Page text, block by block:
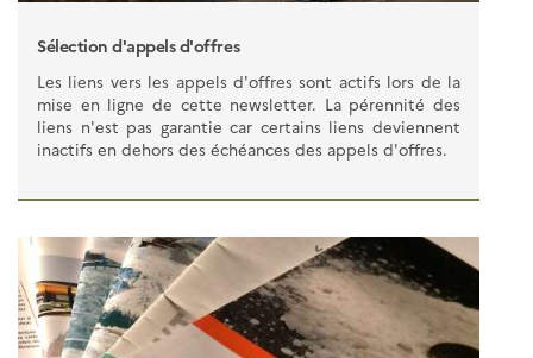
Sélection d'appels d'offres
Les liens vers les appels d'offres sont actifs lors de la
mise en ligne de cette newsletter. La pérennité des
liens n'est pas garantie car certains liens deviennent
inactifs en dehors des échéances des appels d'offres.